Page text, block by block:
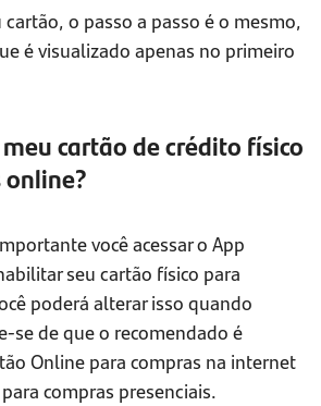
o passo a passo é o mesmo,
é visualizado apenas no primeiro
cartão de crédito físico
você acessar o App
seu cartão físico para
poderá alterar isso quando
se de que o recomendado é
Online para compras na internet
compras presenciais.